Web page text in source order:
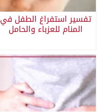
تفسير استفراغ الطفل في
المنام للعزباء والحامل